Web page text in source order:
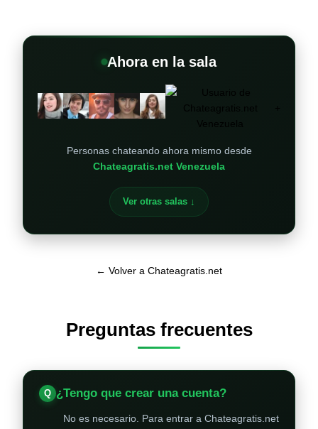
Ahora en la sala
Personas chateando ahora mismo desde
Chateagratis.net Venezuela
Ver otras salas ↓
← Volver a Chateagratis.net
Preguntas frecuentes
¿Tengo que crear una cuenta?
No es necesario. Para entrar a Chateagratis.net